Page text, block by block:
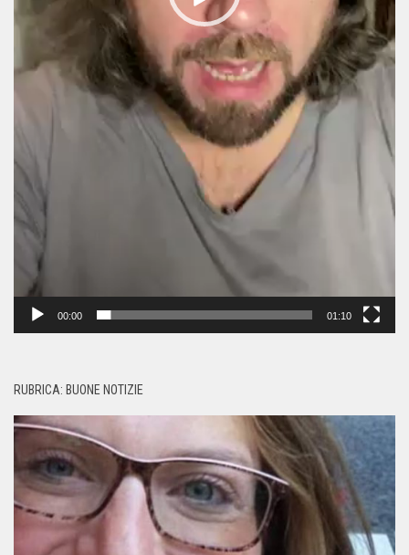
00:00 01:10
RUBRICA: BUONE NOTIZIE